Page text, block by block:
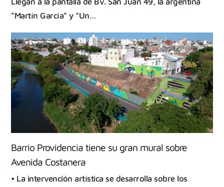
“Martín García” y “Un…
Barrio Providencia tiene su gran mural sobre
Avenida Costanera
• La intervención artística se desarrolla sobre los